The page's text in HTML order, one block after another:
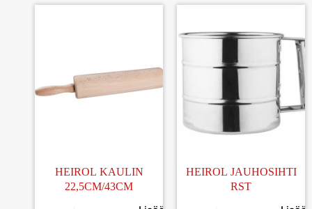
HEIROL KAULIN
22,5CM/43CM
HEIROL JAUHOSIHTI
RST